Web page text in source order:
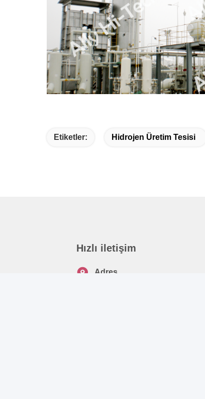
Etiketler: Hidrojen Üretim Tesisi
Hızlı iletişim
Adres